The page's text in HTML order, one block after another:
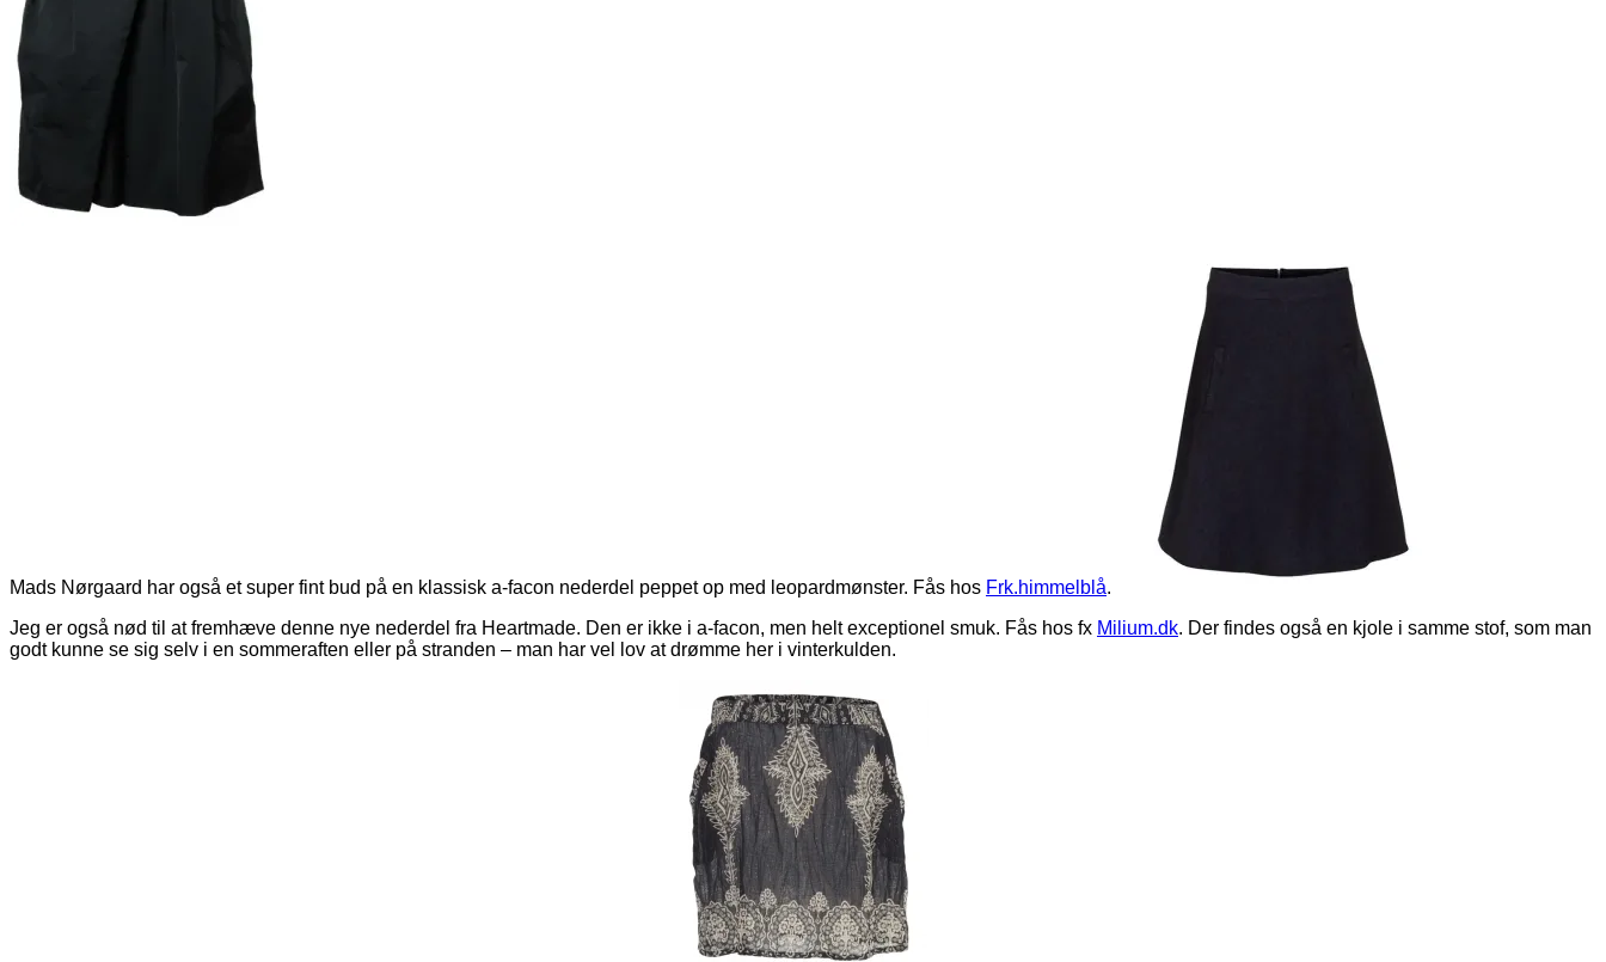
Mads Nørgaard har også et super fint bud på en klassisk a-facon nederdel peppet op med leopardmønster. Fås hos Frk.himmelblå.
Jeg er også nød til at fremhæve denne nye nederdel fra Heartmade. Den er ikke i a-facon, men helt exceptionel smuk. Fås hos fx Milium.dk. Der findes også en kjole i samme stof, som man
godt kunne se sig selv i en sommeraften eller på stranden – man har vel lov at drømme her i vinterkulden.